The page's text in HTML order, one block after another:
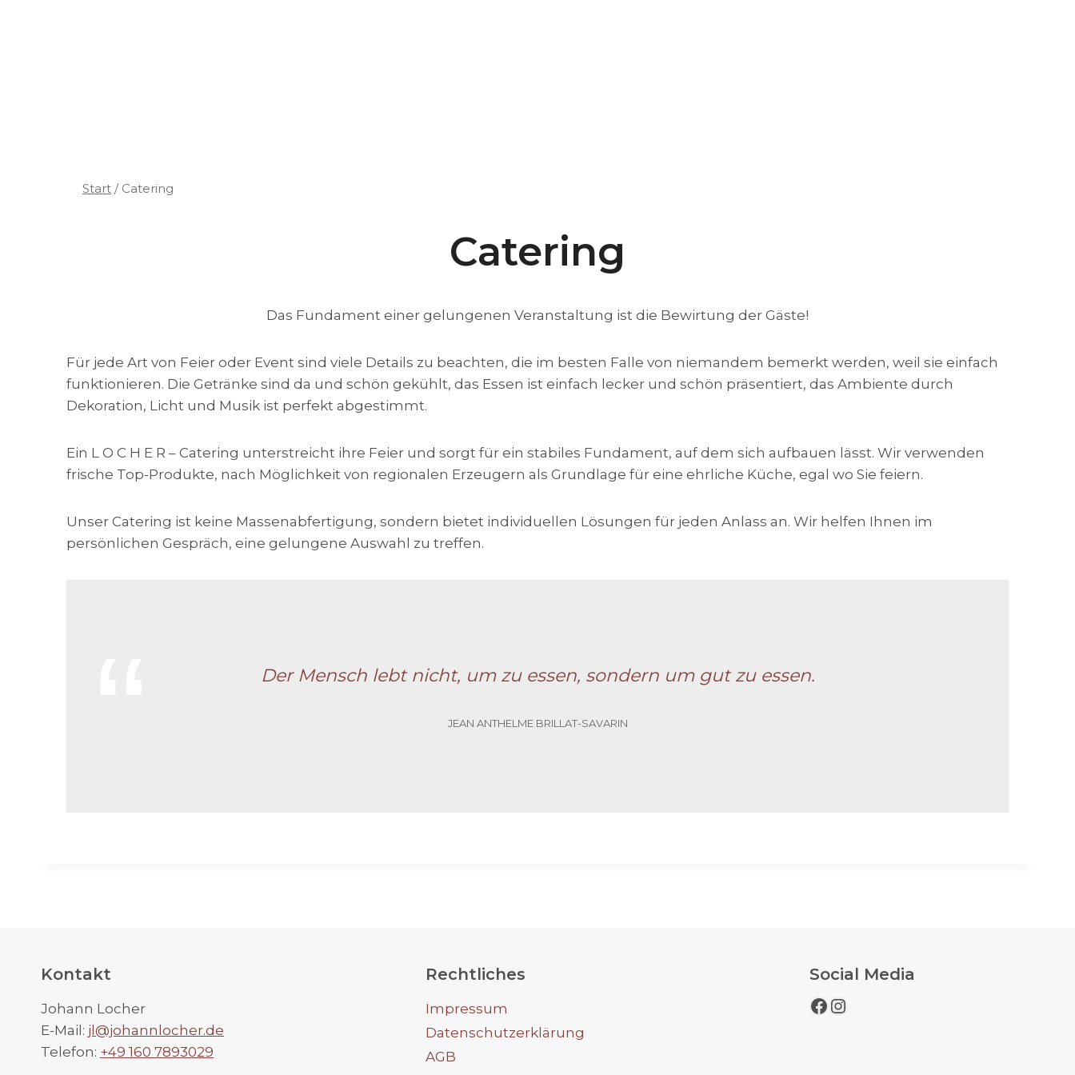
Start / Catering
Catering
Das Fundament einer gelungenen Veranstaltung ist die Bewirtung der Gäste!
Für jede Art von Feier oder Event sind viele Details zu beachten, die im besten Falle von niemandem bemerkt werden, weil sie einfach
funktionieren. Die Getränke sind da und schön gekühlt, das Essen ist einfach lecker und schön präsentiert, das Ambiente durch
Dekoration, Licht und Musik ist perfekt abgestimmt.
Ein L O C H E R – Catering unterstreicht ihre Feier und sorgt für ein stabiles Fundament, auf dem sich aufbauen lässt. Wir verwenden
frische Top-Produkte, nach Möglichkeit von regionalen Erzeugern als Grundlage für eine ehrliche Küche, egal wo Sie feiern.
Unser Catering ist keine Massenabfertigung, sondern bietet individuellen Lösungen für jeden Anlass an. Wir helfen Ihnen im
persönlichen Gespräch, eine gelungene Auswahl zu treffen.
Der Mensch lebt nicht, um zu essen, sondern um gut zu essen.
JEAN ANTHELME BRILLAT-SAVARIN
Kontakt
Johann Locher
E-Mail: jl@johannlocher.de
Telefon: +49 160 7893029
Rechtliches
Impressum
Datenschutzerklärung
AGB
Social Media
Facebook
Instagram